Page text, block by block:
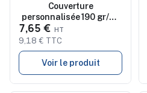
Couverture
personnalisée 190 gr/m²
en RPET - TOSTI
7,65 €
9,18 € TTC
Voir le produit